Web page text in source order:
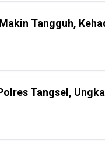
Tangguh,
Tangsel,